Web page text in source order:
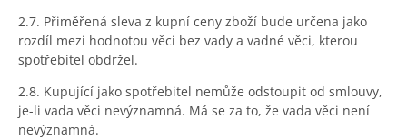
2.7. Přiměřená sleva z kupní ceny zboží bude určena jako
rozdíl mezi hodnotou věci bez vady a vadné věci, kterou
spotřebitel obdržel.
2.8. Kupující jako spotřebitel nemůže odstoupit od smlouvy,
je-li vada věci nevýznamná. Má se za to, že vada věci není
nevýznamná.